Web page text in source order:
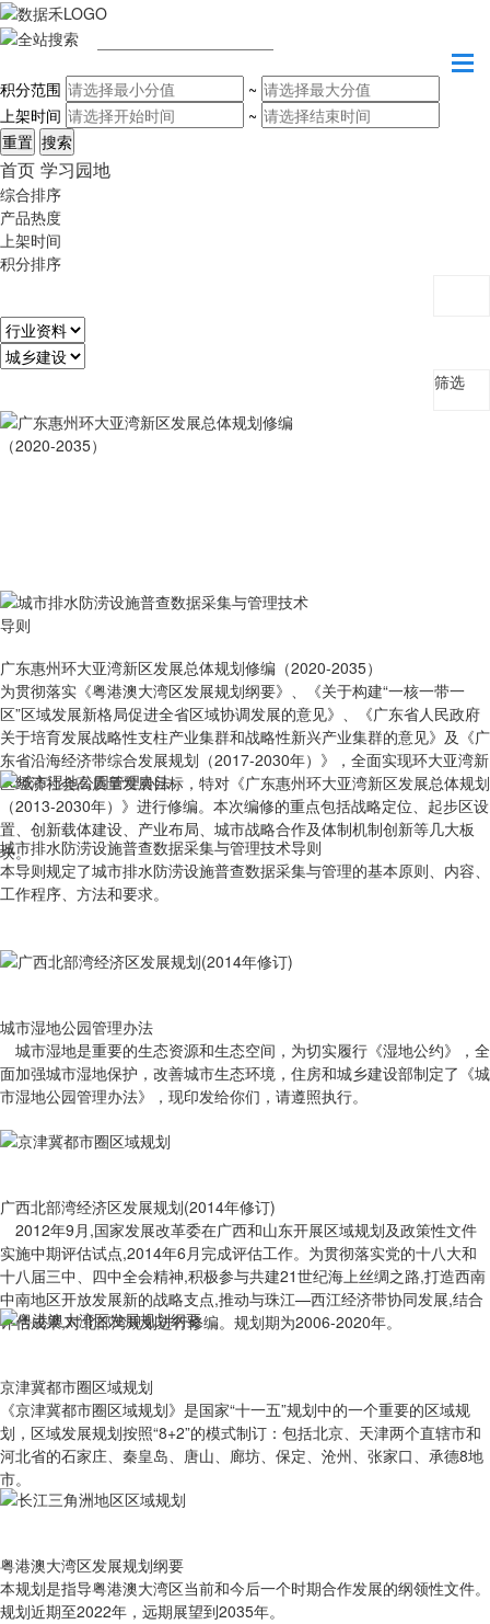
积分范围
~
上架时间
~
首页 学习园地
综合排序
产品热度
上架时间
积分排序
筛选
广东惠州环大亚湾新区发展总体规划修编（2020-2035）
为贯彻落实《粤港澳大湾区发展规划纲要》、《关于构建“一核一带一
区”区域发展新格局促进全省区域协调发展的意见》、《广东省人民政府
关于培育发展战略性支柱产业集群和战略性新兴产业集群的意见》及《广
东省沿海经济带综合发展规划（2017-2030年）》，全面实现环大亚湾新
区经济社会高质量发展目标，特对《广东惠州环大亚湾新区发展总体规划
（2013-2030年）》进行修编。本次编修的重点包括战略定位、起步区设
置、创新载体建设、产业布局、城市战略合作及体制机制创新等几大板
块。
城市排水防涝设施普查数据采集与管理技术导则
本导则规定了城市排水防涝设施普查数据采集与管理的基本原则、内容、
工作程序、方法和要求。
城市湿地公园管理办法
城市湿地是重要的生态资源和生态空间，为切实履行《湿地公约》，全
面加强城市湿地保护，改善城市生态环境，住房和城乡建设部制定了《城
市湿地公园管理办法》，现印发给你们，请遵照执行。
广西北部湾经济区发展规划(2014年修订)
2012年9月,国家发展改革委在广西和山东开展区域规划及政策性文件
实施中期评估试点,2014年6月完成评估工作。为贯彻落实党的十八大和
十八届三中、四中全会精神,积极参与共建21世纪海上丝绸之路,打造西南
中南地区开放发展新的战略支点,推动与珠江—西江经济带协同发展,结合
评估成果,对北部湾规划进行修编。规划期为2006-2020年。
京津冀都市圈区域规划
《京津冀都市圈区域规划》是国家“十一五”规划中的一个重要的区域规
划，区域发展规划按照“8+2”的模式制订：包括北京、天津两个直辖市和
河北省的石家庄、秦皇岛、唐山、廊坊、保定、沧州、张家口、承德8地
市。
粤港澳大湾区发展规划纲要
本规划是指导粤港澳大湾区当前和今后一个时期合作发展的纲领性文件。
规划近期至2022年，远期展望到2035年。